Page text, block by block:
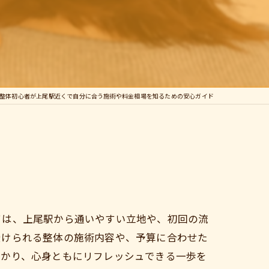
整体初心者が上尾駅近くで自分に合う施術や料金相場を知るための安心ガイド
、上尾駅から通いやすい立地や、初回の流
られる整体の施術内容や、予算に合わせた
り、心身ともにリフレッシュできる一歩を